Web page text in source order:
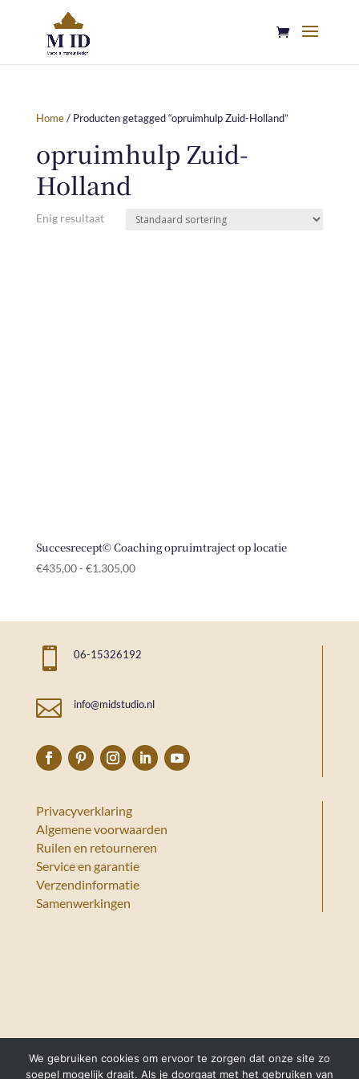
Home/ Producten getagged “opruimhulp Zuid-Holland”
opruimhulp Zuid-
Holland
Enig resultaat
Succesrecept© Coaching opruimtraject op locatie
€435,00- €1.305,00Prijsklasse:
€1.305,00
 06-15326192
 info@midstudio.nl
Privacyverklaring
Algemene voorwaarden
Ruilen en retourneren
Service en garantie
Verzendinformatie
Samenwerkingen
We gebruiken cookies om ervoor te zorgen dat onze site zo
soepel mogelijk draait. Als je doorgaat met het gebruiken van